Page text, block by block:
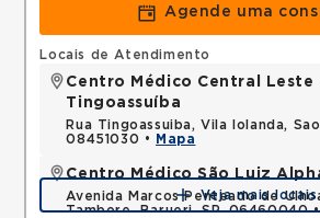
Agende uma
Locais de Atendimento
Centro Médico Central Leste
Tingoassuíba
Rua Tingoassuiba, Vila Iolanda, Sao
08451030 •
Mapa
Centro Médico São Luiz
Avenida Marcos Penteado de
Tambore, Barueri, SP, 06460040
Veja mais locais